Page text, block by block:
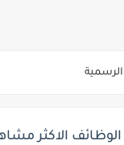
بتاريخ 15-7-2026
يوليو 2026
الوظائف الاكثر